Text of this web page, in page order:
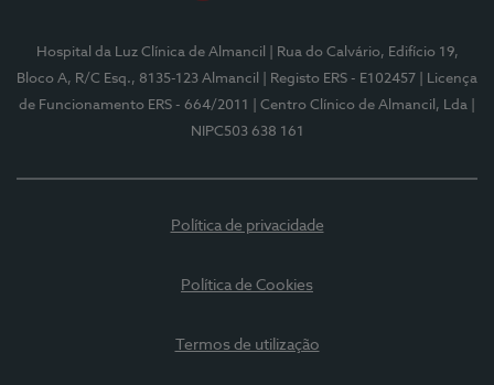
Hospital da Luz Clínica de Almancil
| Rua do Calvário, Edifício 19,
Bloco A, R/C Esq., 8135-123 Almancil
| Registo ERS - E102457
| Licença
de Funcionamento ERS - 664/2011
| Centro Clínico de Almancil, Lda
NIPC503 638 161
Política de privacidade
Política de Cookies
Termos de utilização